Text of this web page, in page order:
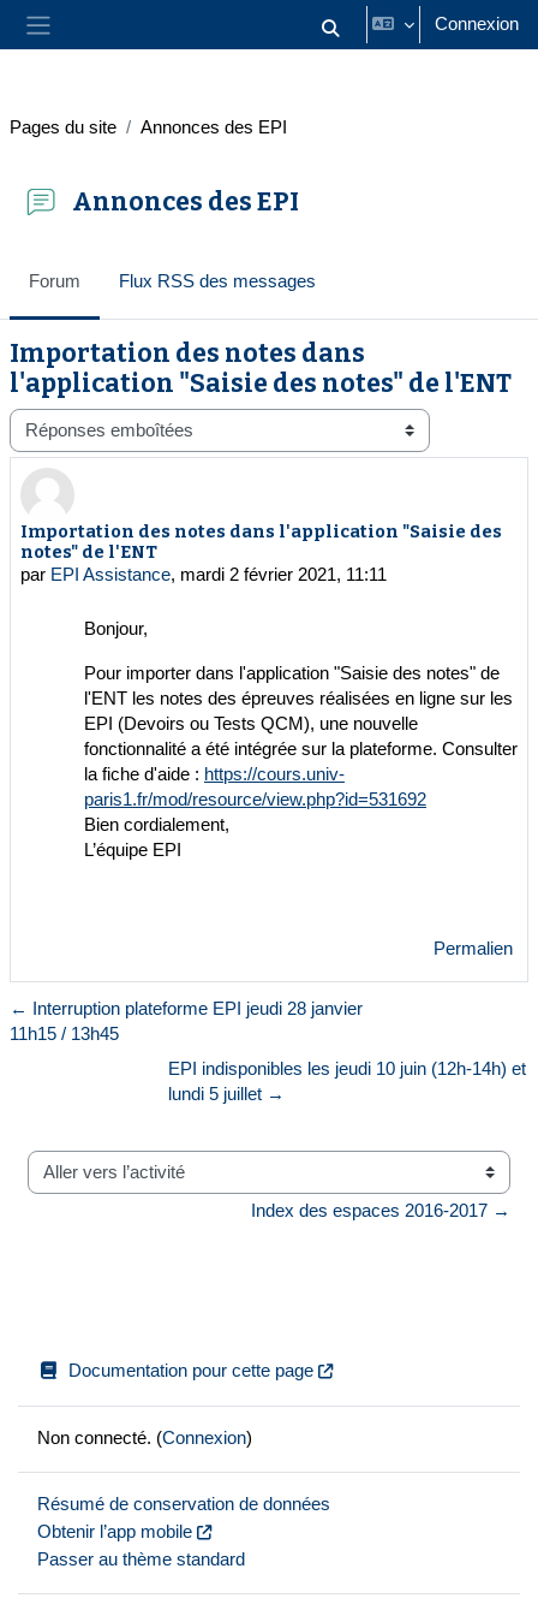
Panneau latéral Activer/désactiver la saisie
Connexion
Pages du site Annonces des EPI
Annonces des EPI
Forum Flux RSS des messages
Importation des notes dans
l'application "Saisie des notes" de l'ENT
Type d’affichage
Importation des notes dans l'application "Saisie des
notes" de l'ENT
par EPI Assistance, mardi 2 février 2021, 11:11
Nombre de réponses : 0
Bonjour,
Pour importer dans l'application "Saisie des notes" de
l'ENT les notes des épreuves réalisées en ligne sur les
EPI (Devoirs ou Tests QCM), une nouvelle
fonctionnalité a été intégrée sur la plateforme. Consulter
la fiche d'aide : https://cours.univ-
paris1.fr/mod/resource/view.php?id=531692
Bien cordialement,
L’équipe EPI
Permalien
← Interruption plateforme EPI jeudi 28 janvier
11h15 / 13h45
EPI indisponibles les jeudi 10 juin (12h-14h) et
lundi 5 juillet →
Aller vers l’activité
Index des espaces 2016-2017 →
Documentation pour cette page
Non connecté. (Connexion)
Résumé de conservation de données
Obtenir l’app mobile
Passer au thème standard